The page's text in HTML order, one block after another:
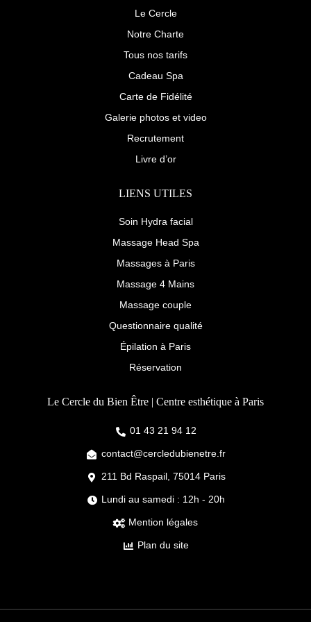
u
s
g
Le Cercle
Notre Charte
Tous nos tarifs
Cadeau Spa
Carte de Fidélité
Galerie photos et video
Recrutement
Livre d’or
LIENS UTILES
Soin Hydra facial
Massage Head Spa
Massages à Paris
Massage 4 Mains
Massage couple
Questionnaire qualité
Épilation à Paris
Réservation
Le Cercle du Bien Être | Centre esthétique à Paris
01 43 21 94 12
contact@cercledubienetre.fr
211 Bd Raspail, 75014 Paris
Lundi au samedi : 12h - 20h
Mention légales
Plan du site